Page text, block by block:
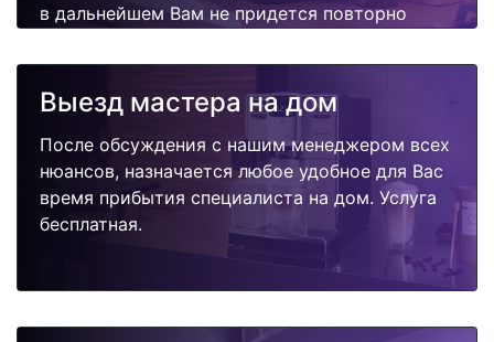
в дальнейшем Вам не придется повторно
поломок.
Выезд мастера на дом
После обсуждения с нашим менеджером всех
нюансов, назначается любое удобное для Вас
время прибытия специалиста на дом. Услуга
бесплатная.